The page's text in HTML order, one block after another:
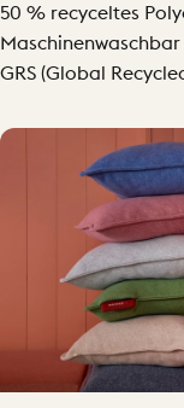
50 % recyceltes
Maschinenwaschbar
GRS (Global